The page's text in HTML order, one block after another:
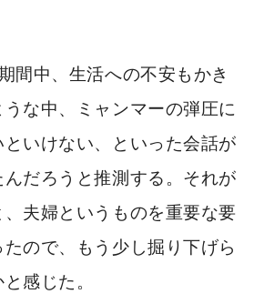
間中、生活への不安もかき
な中、ミャンマーの弾圧に
いけない、といった会話が
だろうと推測する。それが
夫婦というものを重要な要
ので、もう少し掘り下げら
感じた。